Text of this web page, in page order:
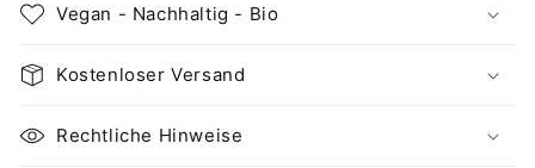
Crop
Mental
Behind
Crop
Mental
Behind
Vegan - Nachhaltig - Bio
Kostenloser Versand
Rechtliche Hinweise